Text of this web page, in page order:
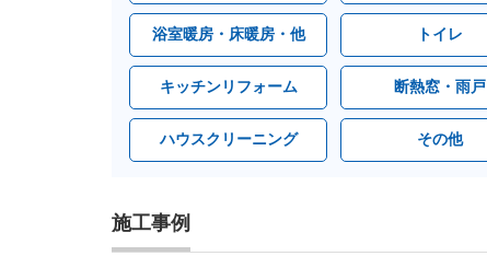
浴室暖房・床暖房・他 トイレ
キッチンリフォーム 断熱窓・雨戸
ハウスクリーニング その他
施工事例